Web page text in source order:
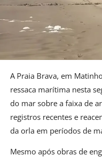
A Praia Brava, em
ressaca marítima nesta
do mar sobre a faixa de
registros recentes e
da orla em períodos de
Mesmo após obras de